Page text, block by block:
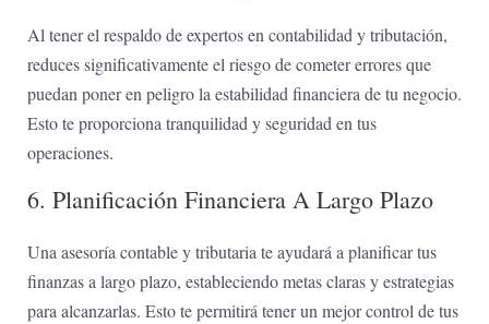
Al tener el respaldo de expertos en contabilidad y tributación,
⁢reduces significativamente el ​riesgo ‌de⁢ cometer errores que
puedan poner en peligro la estabilidad financiera de tu negocio.⁣
Esto ⁤te proporciona tranquilidad⁤ y seguridad en tus
operaciones.
6. Planificación Financiera A Largo Plazo
Una asesoría contable y tributaria te ayudará a​ planificar tus
⁤finanzas​ a largo ⁣plazo, estableciendo metas claras⁤ y ‌estrategias
para alcanzarlas.‍ Esto te permitirá tener un mejor ⁤control de‍ tus